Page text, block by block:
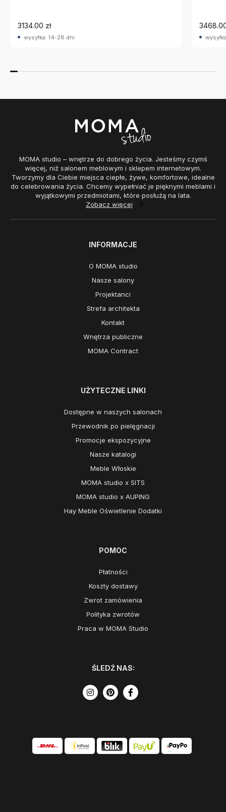
3134.00 zł
wysyłka: 14-28 dni
MOMA studio – wnętrze do dobrego życia. Jesteśmy czymś
więcej, niż salonem meblowym i sklepem internetowym.
Tworzymy dla Ciebie miejsca ciepłe, żywe, komfortowe, idealne
do celebrowania życia. Chcemy wypełniać je pięknymi meblami i
wyjątkowymi przedmiotami, które posłużą na lata.
Zobacz więcej
INFORMACJE
O MOMA studio
Nasze salony
Projektanci
Strefa architekta
Kontakt
Wnętrza publiczne
MOMA Contract
UŻYTECZNE LINKI
Dostępne w naszych salonach
Przewodnik po pielęgnacji
Promocje ekspozycyjne
Nasze katalogi
Meble Włoskie
MOMA studio x SITS
MOMA studio x AUPING
Hay Meble Oświetlenie Dodatki
POMOC
Płatności
Koszty dostawy
Zwrot zamówienia
Polityka zwrotów
Praca w MOMA Studio
ŚLEDŹ NAS: